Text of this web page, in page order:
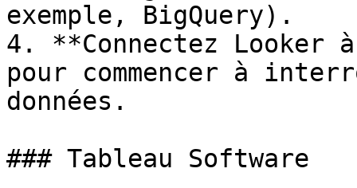
exemple, BigQuery).
4. **Connectez Looker
pour commencer à
données.
### Tableau Software